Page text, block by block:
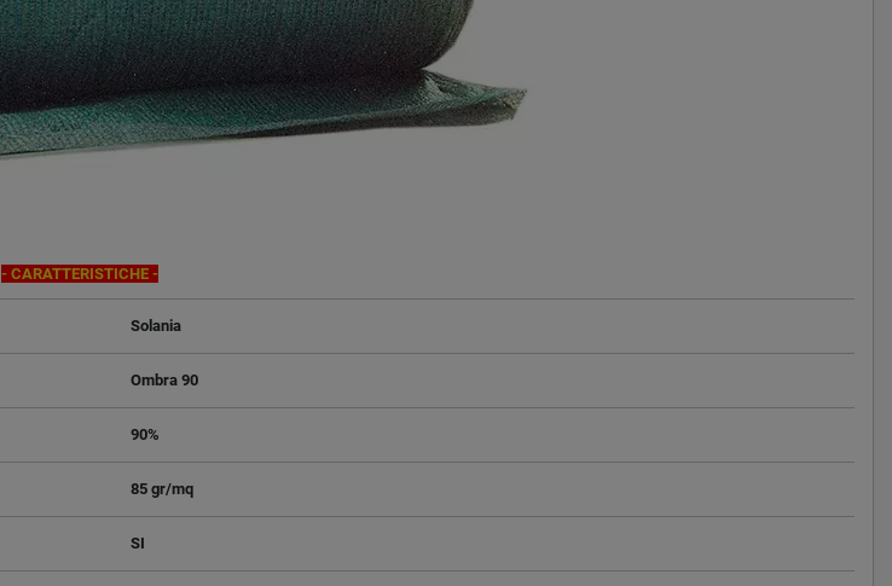
- CARATTERISTICHE -
Solania
Ombra 90
90%
85 gr/mq
SI